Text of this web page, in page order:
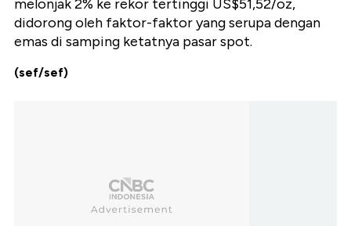
melonjak 2% ke rekor tertinggi US$51,52/oz,
didorong oleh faktor-faktor yang serupa dengan
emas di samping ketatnya pasar spot.
(sef/sef)